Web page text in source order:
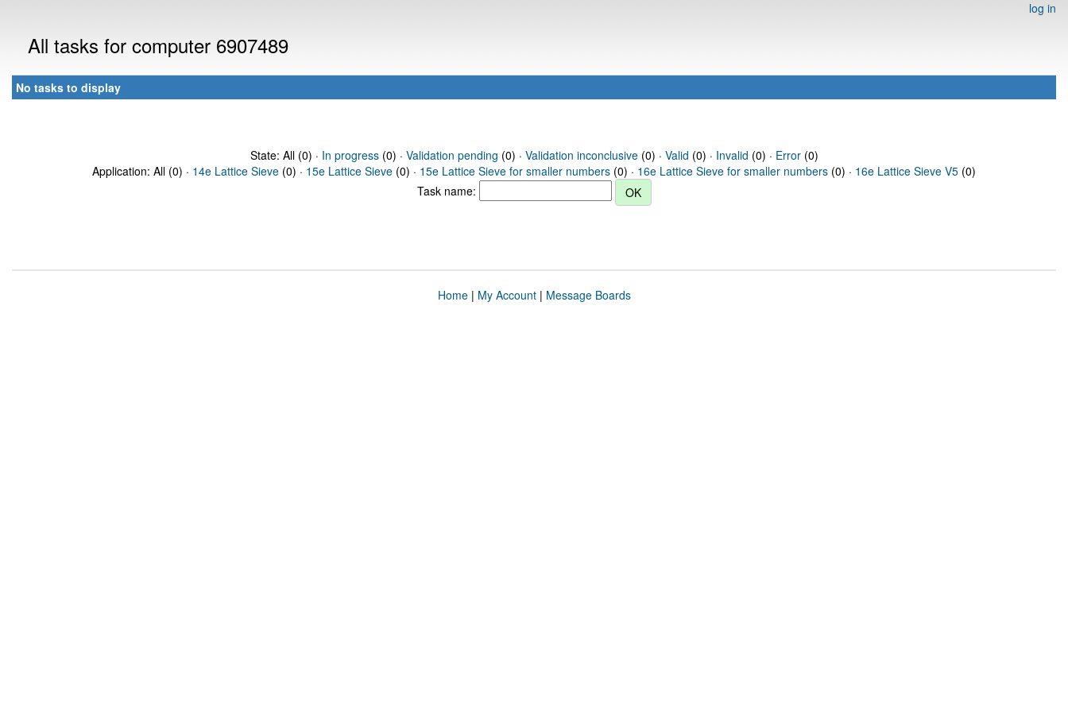
log in
All tasks for computer 6907489
No tasks to display
State: All (0) · In progress(0) · Validation pending (0) · Validation inconclusive(0) · Valid (0) · Invalid (0) · Error(0)
Application: All (0) · 14e Lattice Sieve (0) · 15e Lattice Sieve (0) · 15e Lattice Sieve for smaller numbers (0) · 16e Lattice Sieve for smaller numbers (0) · 16e Lattice Sieve V5 (0)
Task name:
Home| My Account| Message Boards